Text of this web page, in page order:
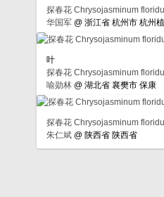
探春花 Chrysojasminum
华国军 @ 浙江省 杭州市 杭州
叶
探春花 Chrysojasminum
喻勋林 @ 湖北省 襄樊市 保康
探春花 Chrysojasminum
朱仁斌 @ 陕西省 陕西省